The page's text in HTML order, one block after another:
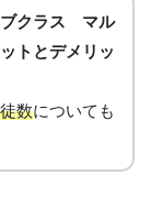
ブクラス マル
トとデメリッ
数についても